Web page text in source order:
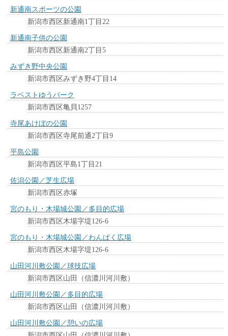
新通南スポーツの公園
新潟市西区新通南1丁目22
新通南子供の公園
新潟市西区新通南2丁目5
みずき野中央公園
新潟市西区みずき野4丁目14
ラベストゆうパーク
新潟市西区亀貝1257
寺尾あけぼの公園
新潟市西区寺尾前通2丁目9
平島公園
新潟市西区平島1丁目21
佐潟公園／芝生広場
新潟市西区赤塚
宮のもり・木場城公園／多目的広場
新潟市西区木場字堤126-6
宮のもり・木場城公園／わんぱく広場
新潟市西区木場字堤126-6
山田河川敷公園／球技広場
新潟市西区山田（信濃川河川敷）
山田河川敷公園／多目的広場
新潟市西区山田（信濃川河川敷）
山田河川敷公園／憩いの広場